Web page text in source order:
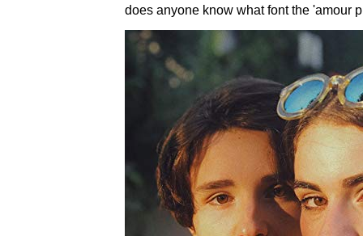
does anyone know what font the 'amour